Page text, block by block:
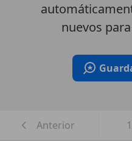
nuevos
Anterior 1